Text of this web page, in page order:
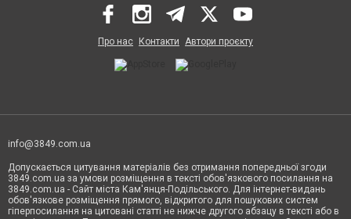
Про нас Контакти Автори проєкту
info@3849.com.ua
Допускається цитування матеріалів без отримання попередньої згоди
3849.com.ua за умови розміщення в тексті обов'язкового посилання на
3849.com.ua - Сайт міста Кам'янця-Подільського. Для інтернет-видань
обов'язкове розміщення прямого, відкритого для пошукових систем
гіперпосилання на цитовані статті не нижче другого абзацу в тексті або в